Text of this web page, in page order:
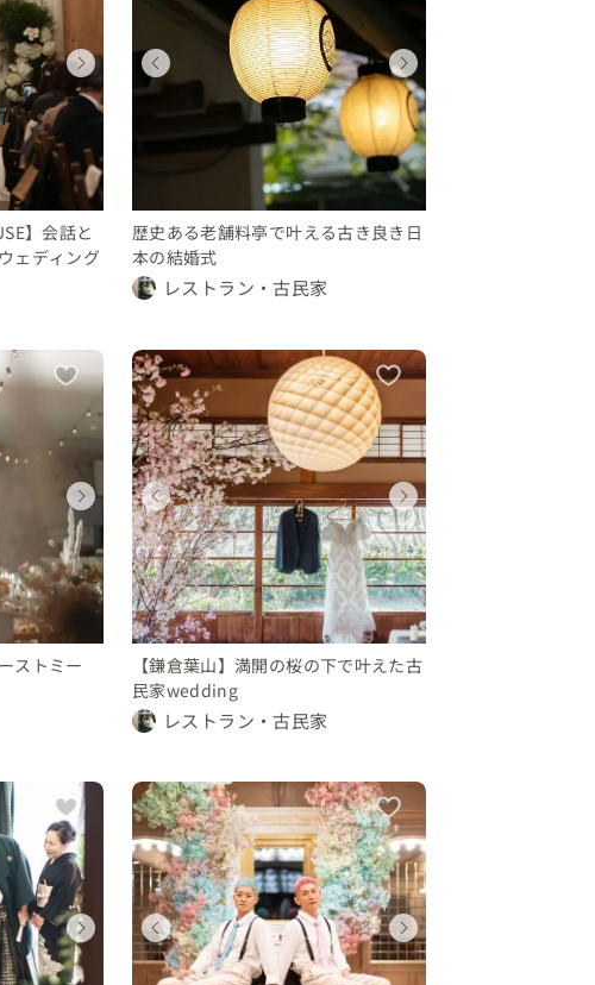
ウェディング
神奈川県
350 〜 400 万円
ウェディング
神奈川県
100 〜 150 万円
ウェディング
神奈川県
300 〜 350 万円
】会話と
ェディング
円
ウェディング
神奈川県
100 〜 150 万円
歴史ある老舗料亭で叶える古き良き日
本の結婚式
レストラン・古民家
ウェディング
神奈川県
450 〜 500 万円
ウェディング
神奈川県
500 〜 600 万円
ウェディング
神奈川県
350 〜 400 万円
ストミー
円
ウェディング
神奈川県
250 〜 300 万円
【鎌倉葉山】満開の桜の下で叶えた古
民家wedding
レストラン・古民家
ウェディング
神奈川県
ウェディング
神奈川県
ウェディング
神奈川県
ウェディング
神奈川県